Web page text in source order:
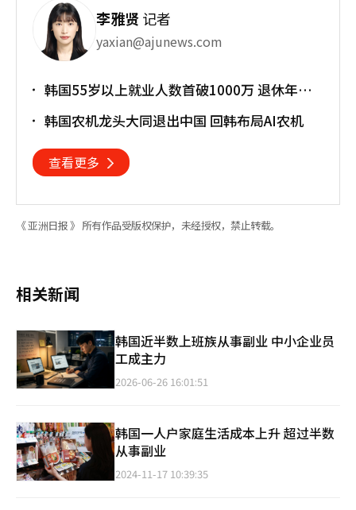
李雅贤记者
yaxian@ajunews.com
韩国55岁以上就业人数首破1000万 退休年龄
韩国农机龙头大同退出中国 回韩布局AI农机
查看更多
《 亚洲日报 》 所有作品受版权保护，未经授权，禁止转载。
相关新闻
韩国近半数上班族从事副业 中小企业员
工成主力
2026-06-26 16:01:51
韩国一人户家庭生活成本上升 超过半数
从事副业
2024-11-17 10:39:35